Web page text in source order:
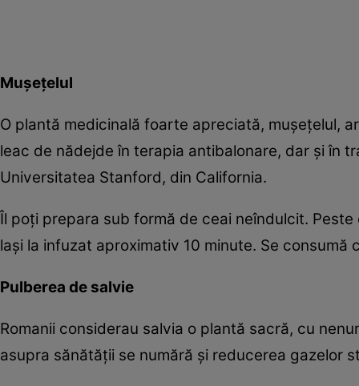
Muşeţelul
O plantă medicinală foarte apreciată, muşeţelul,
leac de nădejde în terapia antibalonare, dar şi în
Universitatea Stanford, din California.
Îl poţi prepara sub formă de ceai neîndulcit.
laşi la infuzat aproximativ 10 minute. Se consumă
Pulberea de salvie
Romanii considerau salvia o plantă sacră, cu
asupra sănătăţii se numără şi reducerea gazelor